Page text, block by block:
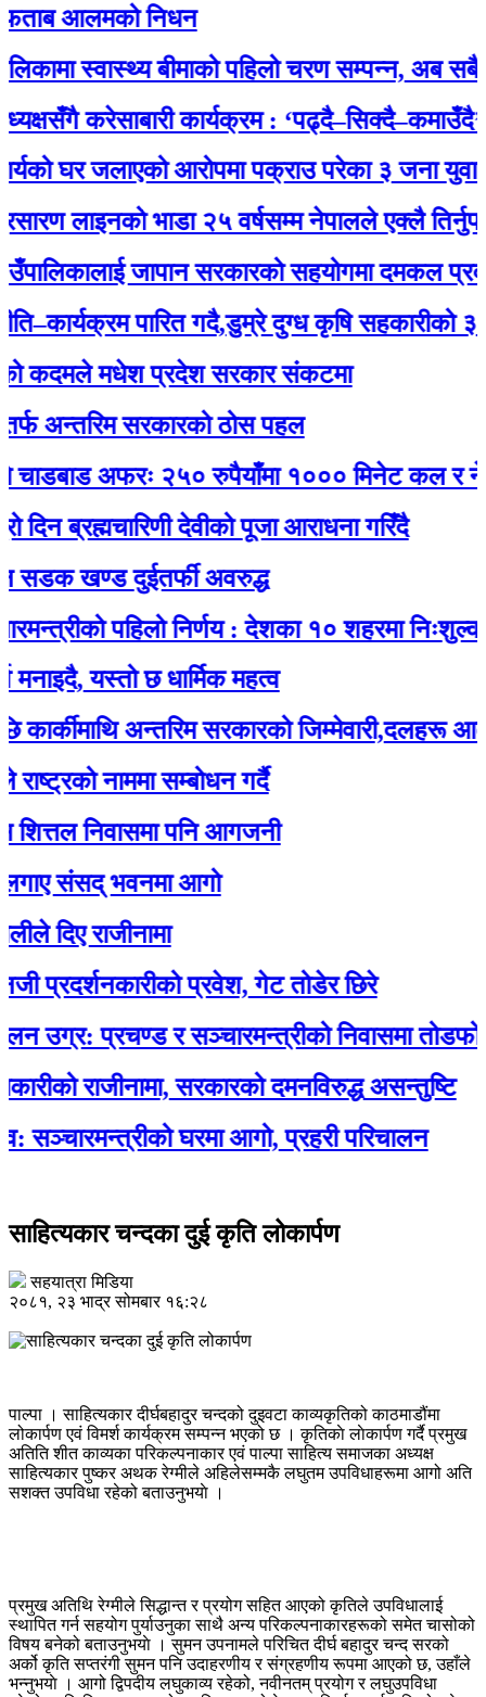
निधन
स्वास्थ्य बीमाको पहिलो चरण सम्पन्न, अब सबै
करेसाबारी कार्यक्रम : ‘पढ्दै–सिक्दै–कमाउँदै’
जलाएको आरोपमा पक्राउ परेका ३ जना युवालाई
भाडा २५ वर्षसम्म नेपालले एक्‍लै तिर्नुपर्ने’
जापान सरकारको सहयोगमा दमकल प्रदान :
पारित गदै,डुम्रे दुग्ध कृषि सहकारीको ३२ औं
मधेश प्रदेश सरकार संकटमा
सरकारको ठोस पहल
अफरः २५० रुपैयाँमा १००० मिनेट कल र नेट
देवीको पूजा आराधना गरिँदै
खण्ड दुईतर्फी अवरुद्ध
पहिलो निर्णय : देशका १० शहरमा निःशुल्क
यस्तो छ धार्मिक महत्व
अन्तरिम सरकारको जिम्मेवारी,दलहरू
नाममा सम्बोधन गर्दै
निवासमा पनि आगजनी
संसद् भवनमा आगो
राजीनामा
प्रवेश, गेट तोडेर छिरे
प्रचण्ड र सञ्चारमन्त्रीको निवासमा तोडफोड र
राजीनामा, सरकारको दमनविरुद्ध असन्तुष्टि
घरमा आगो, प्रहरी परिचालन
साहित्यकार चन्दका दुई कृति लोकार्पण
सहयात्रा मिडिया
२०८१, २३ भाद्र सोमबार १६:२८
पाल्पा । साहित्यकार दीर्घबहादुर चन्दको दुइवटा काव्यकृतिको काठमाडौंमा
लोकार्पण एवं विमर्श कार्यक्रम सम्पन्न भएको छ । कृतिकाे लाेकार्पण गर्दै प्रमुख
अतिति शीत काव्यका परिकल्पनाकार एवं पाल्पा साहित्य समाजका अध्यक्ष
साहित्यकार पुष्कर अथक रेग्मीले अहिलेसम्मकै लघुतम उपविधाहरूमा आगो अति
सशक्त उपविधा रहेको बताउनुभयाे ।
प्रमुख अतिथि रेग्मीले सिद्धान्त र प्रयोग सहित आएको कृतिले उपविधालाई
स्थापित गर्न सहयोग पुर्याउनुका साथै अन्य परिकल्पनाकारहरूको समेत चासोको
विषय बनेको बताउनुभयाे । सुमन उपनामले परिचित दीर्घ बहादुर चन्द सरको
अर्को कृति सप्तरंगी सुमन पनि उदाहरणीय र संग्रहणीय रूपमा आएको छ, उहाँले
भन्नुभयाे । आगो द्विपदीय लघुकाव्य रहेको, नवीनतम् प्रयोग र लघुउपविधा